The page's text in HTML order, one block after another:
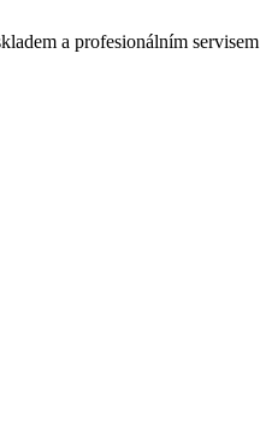
a profesionálním servisem